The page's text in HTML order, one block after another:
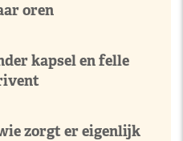
oren
kapsel en felle
zorgt er eigenlijk